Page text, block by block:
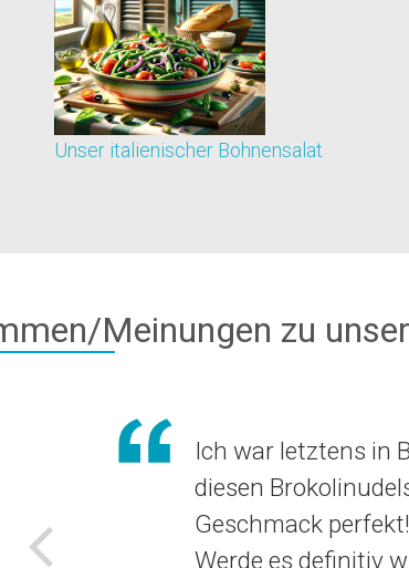
Unser italienischer Bohnensalat
Meinungen zu
Ich war letztens in
diesen
Geschmack
Werde es definitiv
Voriges